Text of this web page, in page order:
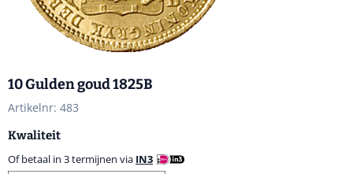
10 Gulden goud 1825B
Artikelnr: 483
Kwaliteit
Of betaal in 3 termijnen via IN3